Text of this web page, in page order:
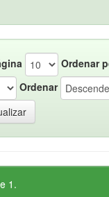
Ordenar
Ordenar
1.